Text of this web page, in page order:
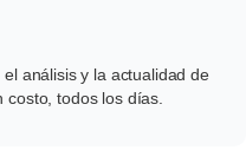
análisis y la actualidad de
todos los días.